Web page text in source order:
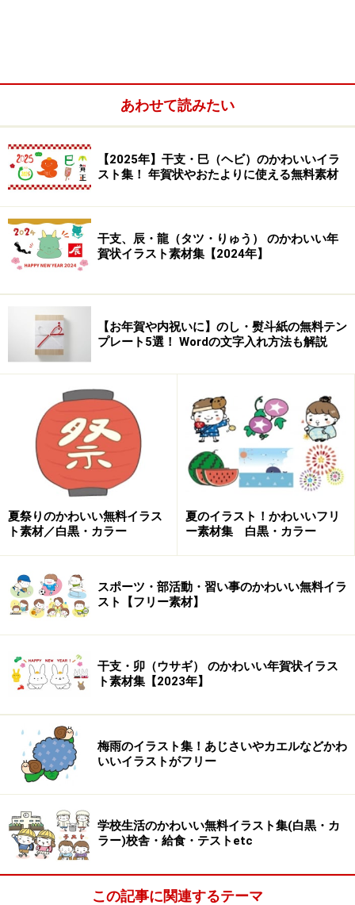
お月見モチーフのフレームイラスト
使いたいイラストをクリックすると、イラストだけで拡
大表示されます。表示されたイラスト上にカーソルを合
わせ右クリックで「別名で画像を保存」を選択し、デス
クトップなど適当な場所に保存をして、ご利用くださ
い。
【カラー】かわいい餅つきうさぎのお月見イラストです。
【モノクロ】かわいい餅つきうさぎのお月見イラストです。
【カラー】かわいい餅つきうさぎのお月見イラストです。
【モノクロ】かわいい餅つきうさぎのお月見イラストです。
【カラー】かわいい餅つきうさぎのお月見イラストです。
あわせて読みたい
【2025年】干支・巳（ヘビ）のかわいいイラ
スト集！ 年賀状やおたよりに使える無料素材
干支、辰・龍（タツ・りゅう） のかわいい年
賀状イラスト素材集【2024年】
【お年賀や内祝いに】のし・熨斗紙の無料テン
プレート5選！ Wordの文字入れ方法も解説
夏祭りのかわいい無料イラス
ト素材／白黒・カラー
夏のイラスト！かわいいフリ
ー素材集 白黒・カラー
スポーツ・部活動・習い事のかわいい無料イラ
スト【フリー素材】
干支・卯（ウサギ） のかわいい年賀状イラス
ト素材集【2023年】
梅雨のイラスト集！あじさいやカエルなどかわ
いいイラストがフリー
学校生活のかわいい無料イラスト集(白黒・カ
ラー)校舎・給食・テストetc
この記事に関連するテーマ